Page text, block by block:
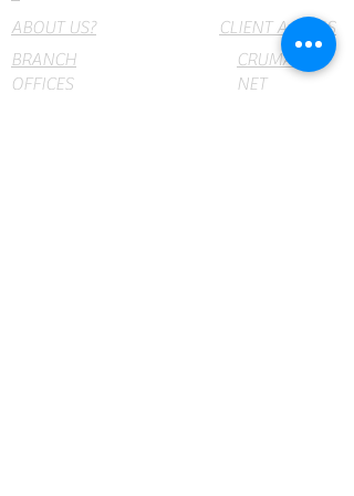
ABOUT US?
BRANCH
OFFICES
CLIENT ACCESS
CRUMAR
NET